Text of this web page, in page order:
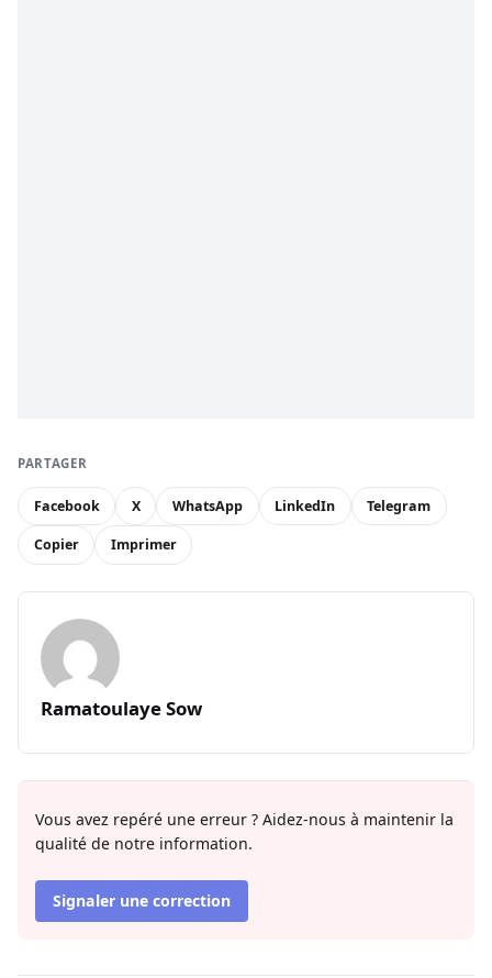
PARTAGER
Facebook X WhatsApp LinkedIn Telegram
Copier Imprimer
Ramatoulaye Sow
Vous avez repéré une erreur ? Aidez-nous à maintenir la
qualité de notre information.
Signaler une correction